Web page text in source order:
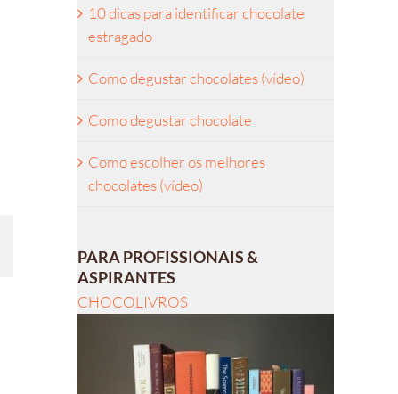
10 dicas para identificar chocolate
estragado
Como degustar chocolates (vídeo)
Como degustar chocolate
Como escolher os melhores
chocolates (vídeo)
PARA PROFISSIONAIS &
ASPIRANTES
CHOCOLIVROS